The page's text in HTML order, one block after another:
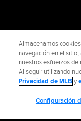
Almacenamos
navegación en el
nuestros esfuerzos de
Al seguir utilizando
Privacidad de MLB y
Configuración